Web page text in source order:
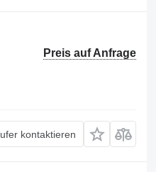
Preis auf Anfrage
kontaktieren